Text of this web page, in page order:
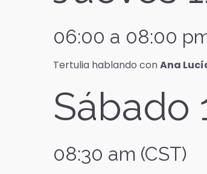
06:00 a 08:00
Tertulia hablando conAna
Sábado
08:30 am (CST)